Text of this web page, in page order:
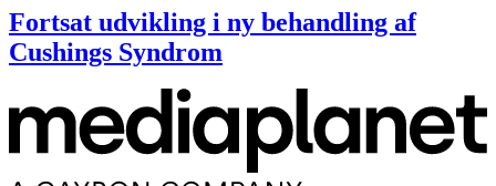
Fortsat udvikling i ny behandling af
Cushings Syndrom